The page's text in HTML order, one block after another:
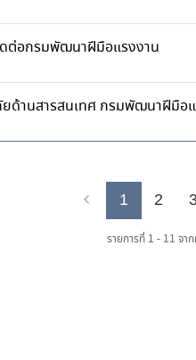
ต่อกรมพัฒนาฝีมือแรงงาน
ด้านสารสนเทศ กรมพัฒนาฝีมือ
Previous
1 2
รายการที่ 1 - 11 จา